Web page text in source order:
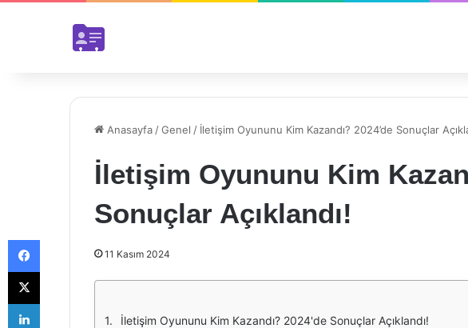
Anasayfa /Genel / İletişim Oyununu Kim Kazandı? 2024’de Sonuçlar
İletişim Oyununu Kim
Sonuçlar Açıklandı!
11 Kasım 2024
İletişim Oyununu Kim Kazandı? 2024'de Sonuçlar Açıklandı!
Facebook
X
LinkedIn